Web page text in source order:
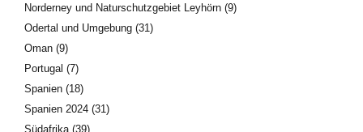
Norderney und Naturschutzgebiet Leyhörn (9)
Odertal und Umgebung (31)
Oman (9)
Portugal (7)
Spanien (18)
Spanien 2024 (31)
Südafrika (39)